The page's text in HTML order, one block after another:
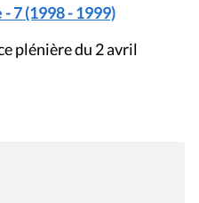
7 (1998 - 1999)
plénière du 2 avril